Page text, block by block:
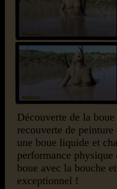
Découverte de la
recouverte de
une boue liquide et
performance
boue avec la bouche
exceptionnel !